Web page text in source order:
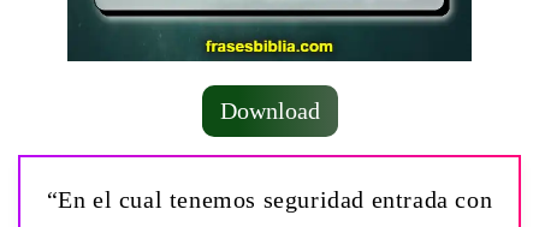
Download
“En el cual tenemos seguridad entrada con